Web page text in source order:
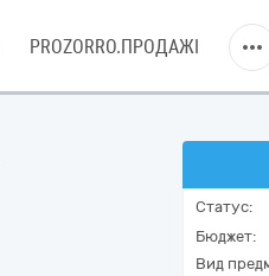
PROZORRO.ПРОДАЖІ
Статус:
Бюджет:
Вид